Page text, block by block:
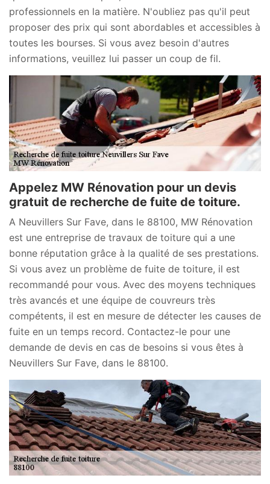
professionnels en la matière. N'oubliez pas qu'il peut
proposer des prix qui sont abordables et accessibles à
toutes les bourses. Si vous avez besoin d'autres
informations, veuillez lui passer un coup de fil.
Appelez MW Rénovation pour un devis
gratuit de recherche de fuite de toiture.
A Neuvillers Sur Fave, dans le 88100, MW Rénovation
est une entreprise de travaux de toiture qui a une
bonne réputation grâce à la qualité de ses prestations.
Si vous avez un problème de fuite de toiture, il est
recommandé pour vous. Avec des moyens techniques
très avancés et une équipe de couvreurs très
compétents, il est en mesure de détecter les causes de
fuite en un temps record. Contactez-le pour une
demande de devis en cas de besoins si vous êtes à
Neuvillers Sur Fave, dans le 88100.